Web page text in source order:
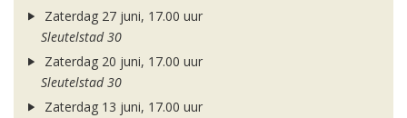
Zaterdag 27 juni, 17.00 uur
Sleutelstad 30
Zaterdag 20 juni, 17.00 uur
Sleutelstad 30
Zaterdag 13 juni, 17.00 uur